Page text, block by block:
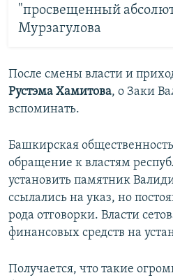
"просвещенный
Мурзагулова
После смены власти и
Рустэма Хамитова, о Заки
вспоминать.
Башкирская
обращение к властям
установить памятник
ссылались на указ, но
рода отговорки. Власти
финансовых средств на
Получается, что такие